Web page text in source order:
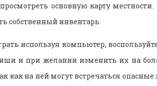
основную карту
собственный инвентарь.
используя компьютер,
и при желании изменить их на
как на ней могут встречаться